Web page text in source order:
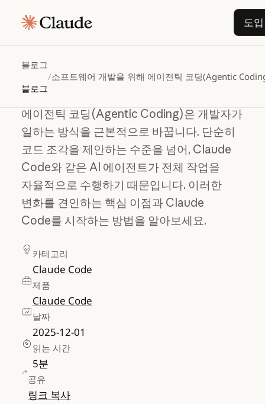
도
블로그
블로그
/소프트웨어 개발을 위해 에이전틱 코딩(Agentic
소프트웨어
에이전틱
Coding)으로
주요이점
에이전틱 코딩(Agentic Coding)은 개발자가
일하는 방식을 근본적으로 바꿉니다. 단순히
코드 조각을 제안하는 수준을 넘어, Claude
Code와 같은 AI 에이전트가 전체 작업을
자율적으로 수행하기 때문입니다. 이러한
변화를 견인하는 핵심 이점과 Claude
Code를 시작하는 방법을 알아보세요.
카테고리
Claude Code
제품
Claude Code
날짜
2025-12-01
읽는 시간
5분
공유
링크 복사